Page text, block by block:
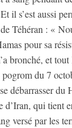
il s’est aussi
Téhéran : «
pour sa
bronché, et
du 7
débarrasser du
d’Iran, qui tient
versé par les